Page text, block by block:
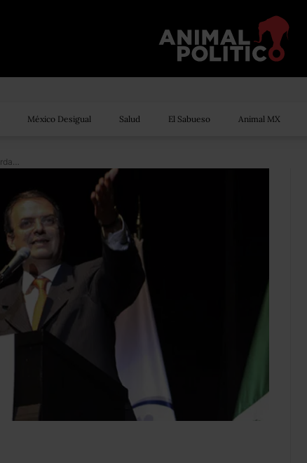
México Desigual Salud El Sabueso Animal MX
Llaman a formar un bloque de izquierda vs aprobación rápida de reformas